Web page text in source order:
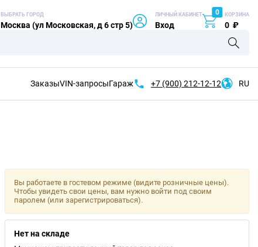
ВЫБРАТЬ ГОРОД
Москва (ул Московская, д 6 стр 5)
ЛИЧНЫЙ КАБИНЕТ
Вход
0 КОРЗИНА
0 ₽
ЗаказыVIN-запросыГараж +7 (900) 212-12-12 RU
Вы работаете в гостевом режиме (видите розничные цены).
Чтобы увидеть свои цены, вам нужно войти под своим
паролем (или зарегистрироваться).
Нет на складе